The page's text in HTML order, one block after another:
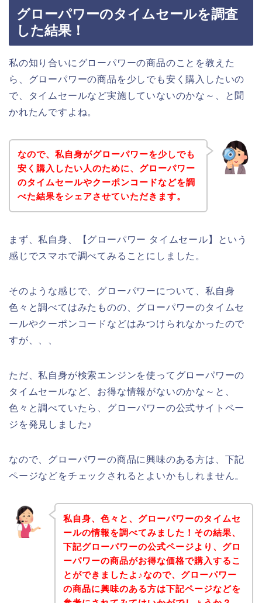
グローパワーのタイムセールを調査
した結果！
私の知り合いにグローパワーの商品のことを教えた
ら、グローパワーの商品を少しでも安く購入したいの
で、タイムセールなど実施していないのかな～、と聞
かれたんですよね。
なので、私自身がグローパワーを少しでも
安く購入したい人のために、グローパワー
のタイムセールやクーポンコードなどを調
べた結果をシェアさせていただきます。
まず、私自身、【グローパワー タイムセール】という
感じでスマホで調べてみることにしました。
そのような感じで、グローパワーについて、私自身
色々と調べてはみたものの、グローパワーのタイムセ
ールやクーポンコードなどはみつけられなかったので
すが、、、
ただ、私自身が検索エンジンを使ってグローパワーの
タイムセールなど、お得な情報がないのかな～と、
色々と調べていたら、グローパワーの公式サイトペー
ジを発見しました♪
なので、グローパワーの商品に興味のある方は、下記
ページなどをチェックされるとよいかもしれません。
私自身、色々と、グローパワーのタイムセ
ールの情報を調べてみました！その結果、
下記グローパワーの公式ページより、グロ
ーパワーの商品がお得な価格で購入するこ
とができましたよ♪なので、グローパワー
の商品に興味のある方は下記ページなどを